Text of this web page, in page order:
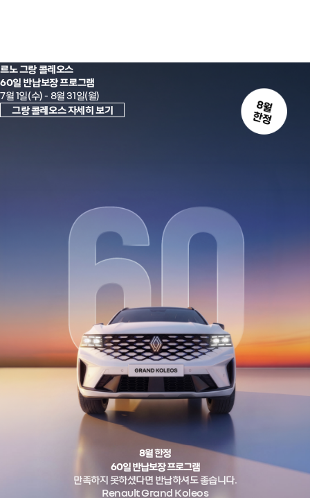
르노 그랑 콜레오스
60일 반납보장 프로그램
7월 1일(수) - 8월 31일(월)
그랑 콜레오스 자세히 보기
8월 한정
60일 반납보장 프로그램
만족하지 못하셨다면 반납하셔도 좋습니다.
Renault Grand Koleos